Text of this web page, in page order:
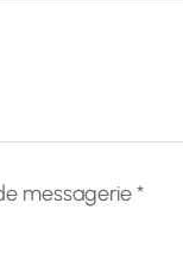
messagerie*